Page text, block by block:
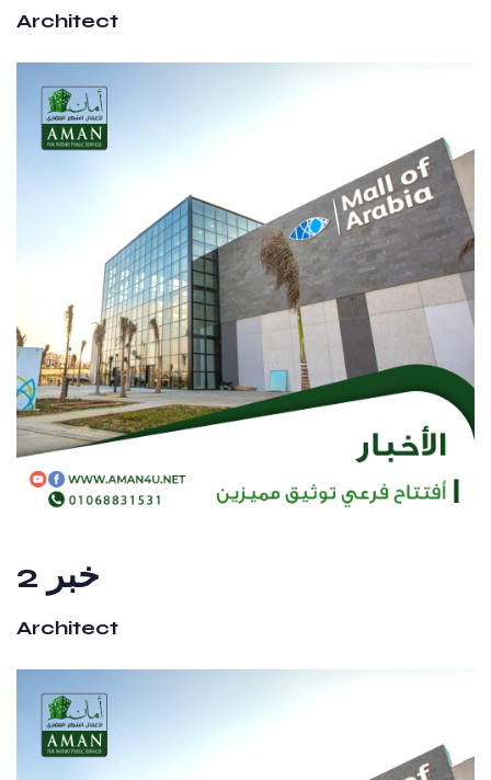
Architect
خبر 2
Architect